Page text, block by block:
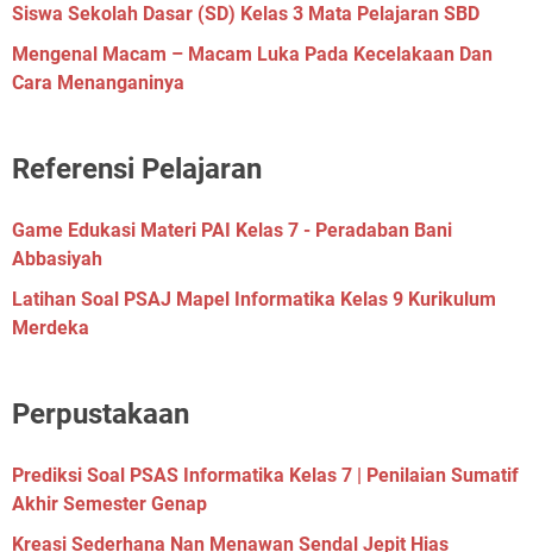
Siswa Sekolah Dasar (SD) Kelas 3 Mata Pelajaran SBD
Mengenal Macam – Macam Luka Pada Kecelakaan Dan
Cara Menanganinya
Referensi Pelajaran
Game Edukasi Materi PAI Kelas 7 - Peradaban Bani
Abbasiyah
Latihan Soal PSAJ Mapel Informatika Kelas 9 Kurikulum
Merdeka
Perpustakaan
Prediksi Soal PSAS Informatika Kelas 7 | Penilaian Sumatif
Akhir Semester Genap
Kreasi Sederhana Nan Menawan Sendal Jepit Hias